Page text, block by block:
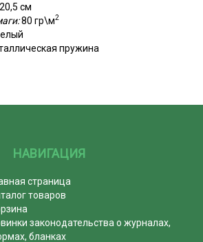
см
80 гр\м2
пружина
НАВИГАЦИЯ
страница
товаров
законодательства о журналах,
бланках